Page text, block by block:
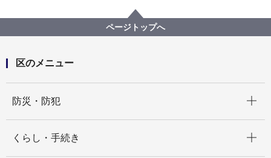
各施設の指定管理者の公募・選定について
緑区区民利用施設の公募情報
令和8年度の公募情報
ページトップへ
区のメニュー
防災・防犯
くらし・手続き